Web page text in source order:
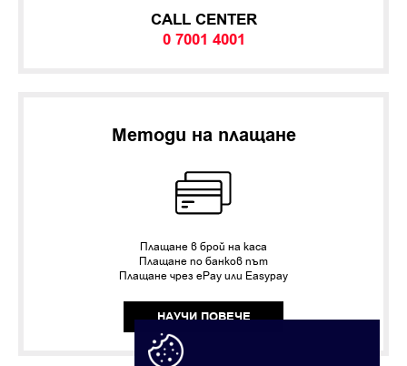
CALL CENTER
0 7001 4001
Методи на плащане
Плащане в брой на каса
Плащане по банков път
Плащане чрез ePay или Easypay
НАУЧИ ПОВЕЧЕ